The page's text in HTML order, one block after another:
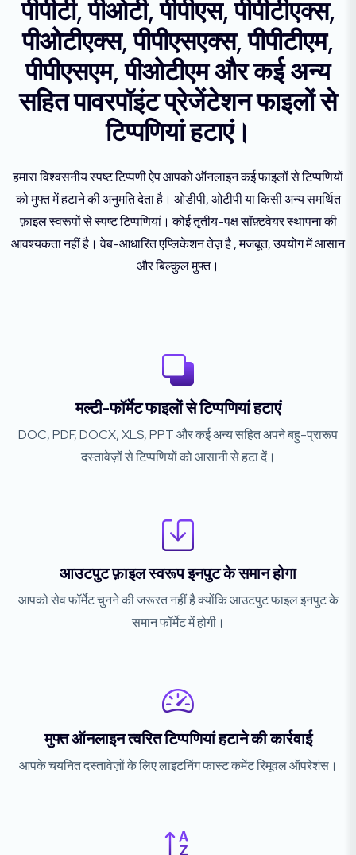
पीपीटी, पीओटी, पीपीएस, पीपीटीएक्स,
पीओटीएक्स, पीपीएसएक्स, पीपीटीएम,
पीपीएसएम, पीओटीएम और कई अन्य
सहित पावरपॉइंट प्रेजेंटेशन फाइलों से
टिप्पणियां हटाएं।
हमारा विश्वसनीय स्पष्ट टिप्पणी ऐप आपको ऑनलाइन कई फाइलों से टिप्पणियों
को मुफ्त में हटाने की अनुमति देता है। ओडीपी, ओटीपी या किसी अन्य समर्थित
फ़ाइल स्वरूपों से स्पष्ट टिप्पणियां। कोई तृतीय-पक्ष सॉफ़्टवेयर स्थापना की
आवश्यकता नहीं है। वेब-आधारित एप्लिकेशन तेज़ है , मजबूत, उपयोग में आसान
और बिल्कुल मुफ्त।
मल्टी-फॉर्मेट फाइलों से टिप्पणियां हटाएं
DOC, PDF, DOCX, XLS, PPT और कई अन्य सहित अपने बहु-प्रारूप
दस्तावेज़ों से टिप्पणियों को आसानी से हटा दें।
आउटपुट फ़ाइल स्वरूप इनपुट के समान होगा
आपको सेव फॉर्मेट चुनने की जरूरत नहीं है क्योंकि आउटपुट फाइल इनपुट के
समान फॉर्मेट में होगी।
मुफ्त ऑनलाइन त्वरित टिप्पणियां हटाने की कार्रवाई
आपके चयनित दस्तावेज़ों के लिए लाइटनिंग फास्ट कमेंट रिमूवल ऑपरेशंस।